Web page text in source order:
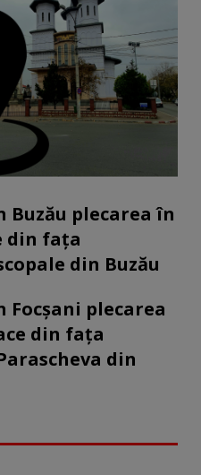
plecarea în
din fața
din Buzău
plecarea
din fața
din